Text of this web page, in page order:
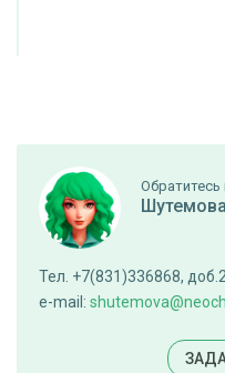
Тел. +7(831)336868,
e-mail: